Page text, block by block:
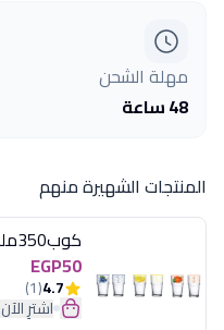
مهلة الشحن
48 ساعة
المنتجات الشهيرة منهم
كوب350مللى ورد هيريفين
EGP50
4.7
(1)
اشترِ الآن